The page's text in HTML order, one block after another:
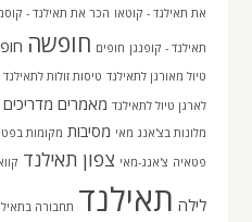
את תאילנד - קוטאו הכר את תאילנד -
תאילנד - קופנגן חופים חופשה
טיול מאורגן לתאילנד טיסות זולות לתאילנד
לארגן טיול לתאילנד מאמרים מדריכים
מלונות בצ'אנג מאי מסיבות מקומות
פטאיה צ'אנג-מאי צפון תאילנד
לילה תאילנד תחבורה